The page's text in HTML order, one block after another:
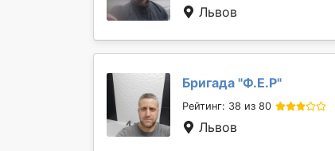
Львов
Бригада "Ф.Е.Р"
Рейтинг: 38 из 80
Львов